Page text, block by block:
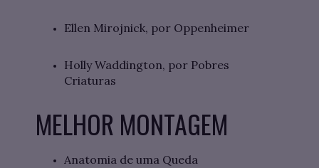
Ellen Mirojnick, por Oppenheimer
Holly Waddington, por Pobres
Criaturas
MELHOR MONTAGEM
Anatomia de uma Queda